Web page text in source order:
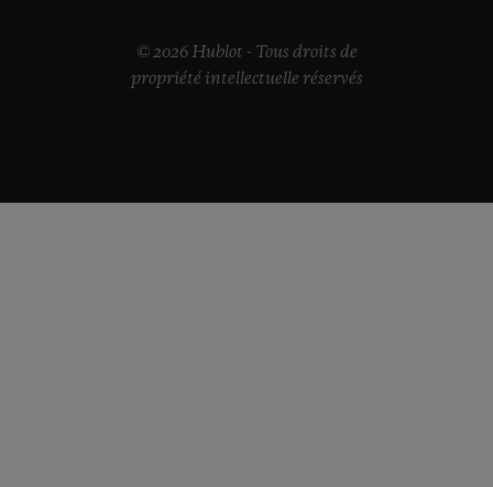
© 2026 Hublot - Tous droits de
propriété intellectuelle réservés